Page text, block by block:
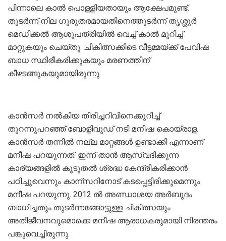
പിന്നാലെ കാല്‍ പൊള്ളിയതായും ആക്ഷേപമുണ്ട്.
തുടര്‍ന്ന് നില ഗുരുതരമായതിനെത്തുടര്‍ന്ന് തൃശ്ശൂര്‍
മെഡിക്കല്‍ ആശുപത്രിയില്‍ വെച്ച് കാല്‍ മുറിച്ച്
മാറ്റുകയും ചെയ്തു. ചികിത്സക്കിടെ വീട്ടമ്മയ്ക്ക് പേവിഷ
ബാധ സ്ഥിരീകരിക്കുകയും മരണത്തിന്
കീഴടങ്ങുകയുമായിരുന്നു.
കാന്‍സര്‍ നല്‍കിയ തിരിച്ചറിവിനെക്കുറിച്ച്
തുറന്നുപറഞ്ഞ് ബോളിവുഡ് നടി മനീഷ കൊയ്‌രാള.
കാന്‍സര്‍ തന്നില്‍ നല്ല മാറ്റങ്ങള്‍ ഉണ്ടാക്കി എന്നാണ്
മനീഷ പറയുന്നത്. ഇന്ന് താന്‍ ആസ്വദിക്കുന്ന
കാര്യങ്ങളില്‍ കൂടുതല്‍ ശ്രദ്ധ കേന്ദ്രീകരിക്കാന്‍
പഠിച്ചുവെന്നും കാന്‌സറിനോട് കടപ്പെട്ടിരിക്കുമെന്നും
മനീഷ പറയുന്നു. 2012 ല്‍ അണ്ഡാശയ അര്‍ബുദം
ബാധിച്ചതും തുടര്‍ന്നങ്ങോട്ടുള്ള ചികിത്സയും
അതിജീവനവുമൊക്കെ മനീഷ ആരാധകരുമായി നിരന്തരം
പങ്കുവെച്ചിരുന്നു.